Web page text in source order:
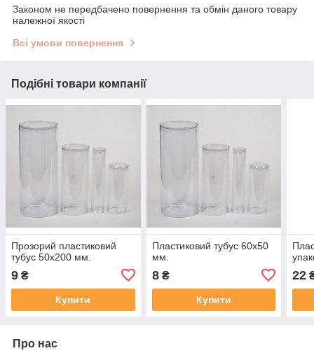
Законом не передбачено повернення та обмін даного товару
належної якості
Всі умови повернення
Подібні товари компанії
Прозорий пластиковий
тубус 50х200 мм.
9 ₴
Купити
Пластиковий тубус 60х50
мм.
8₴
Купити
22
Про нас